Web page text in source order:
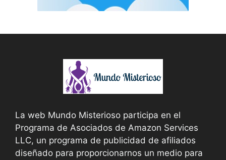
La web Mundo Misterioso participa en el
Programa de Asociados de Amazon Services
LLC, un programa de publicidad de afiliados
diseñado para proporcionarnos un medio para